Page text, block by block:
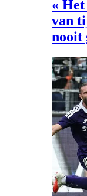
« Het
van
nooit